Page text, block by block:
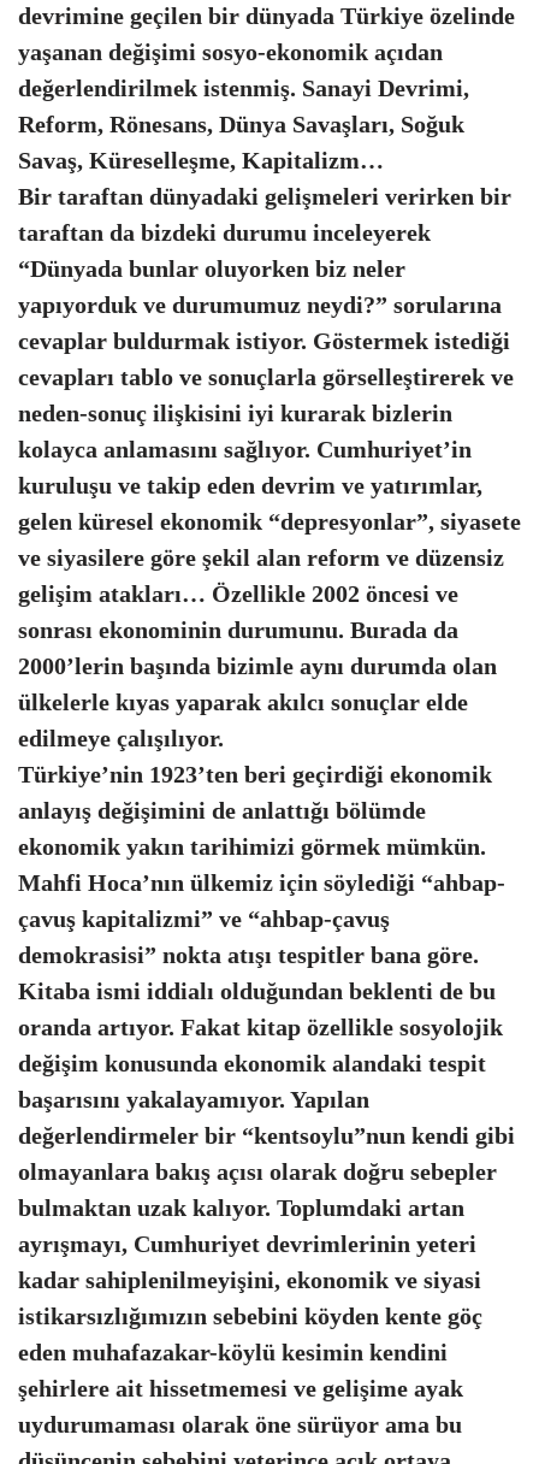
devrimine geçilen bir dünyada Türkiye özelinde
yaşanan değişimi sosyo-ekonomik açıdan
değerlendirilmek istenmiş. Sanayi Devrimi,
Reform, Rönesans, Dünya Savaşları, Soğuk
Savaş, Küreselleşme, Kapitalizm…
Bir taraftan dünyadaki gelişmeleri verirken bir
taraftan da bizdeki durumu inceleyerek
“Dünyada bunlar oluyorken biz neler
yapıyorduk ve durumumuz neydi?” sorularına
cevaplar buldurmak istiyor. Göstermek istediği
cevapları tablo ve sonuçlarla görselleştirerek ve
neden-sonuç ilişkisini iyi kurarak bizlerin
kolayca anlamasını sağlıyor. Cumhuriyet’in
kuruluşu ve takip eden devrim ve yatırımlar,
gelen küresel ekonomik “depresyonlar”, siyasete
ve siyasilere göre şekil alan reform ve düzensiz
gelişim atakları… Özellikle 2002 öncesi ve
sonrası ekonominin durumunu. Burada da
2000’lerin başında bizimle aynı durumda olan
ülkelerle kıyas yaparak akılcı sonuçlar elde
edilmeye çalışılıyor.
Türkiye’nin 1923’ten beri geçirdiği ekonomik
anlayış değişimini de anlattığı bölümde
ekonomik yakın tarihimizi görmek mümkün.
Mahfi Hoca’nın ülkemiz için söylediği “ahbap-
çavuş kapitalizmi” ve “ahbap-çavuş
demokrasisi” nokta atışı tespitler bana göre.
Kitaba ismi iddialı olduğundan beklenti de bu
oranda artıyor. Fakat kitap özellikle sosyolojik
değişim konusunda ekonomik alandaki tespit
başarısını yakalayamıyor. Yapılan
değerlendirmeler bir “kentsoylu”nun kendi gibi
olmayanlara bakış açısı olarak doğru sebepler
bulmaktan uzak kalıyor. Toplumdaki artan
ayrışmayı, Cumhuriyet devrimlerinin yeteri
kadar sahiplenilmeyişini, ekonomik ve siyasi
istikarsızlığımızın sebebini köyden kente göç
eden muhafazakar-köylü kesimin kendini
şehirlere ait hissetmemesi ve gelişime ayak
uydurumaması olarak öne sürüyor ama bu